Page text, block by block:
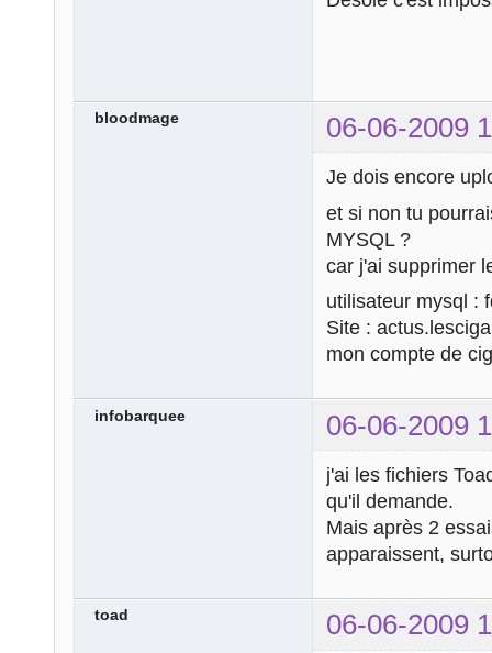
bloodmage 06-06-2009
Je dois encore
et si non tu
MYSQL ?
car j'ai supprimer
utilisateur mysql :
Site :
mon compte de
infobarquee 06-06-2009
j'ai les fichiers
qu'il demande.
Mais après 2
apparaissent,
toad 06-06-2009